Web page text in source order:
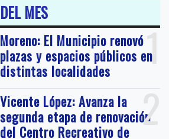
MES
1
Moreno: El Municipio renovó
plazas y espacios públicos en
distintas localidades
2
Vicente López: Avanza la
segunda etapa de renovación
del Centro Recreativo de